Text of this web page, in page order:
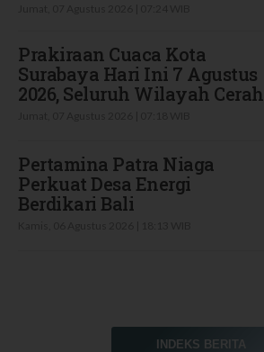
Prakiraan Cuaca Kota
Surabaya Hari Ini 7 Agustus
2026, Seluruh Wilayah Cerah
Pertamina Patra Niaga
Perkuat Desa Energi
Berdikari Bali
INDEKS BERITA